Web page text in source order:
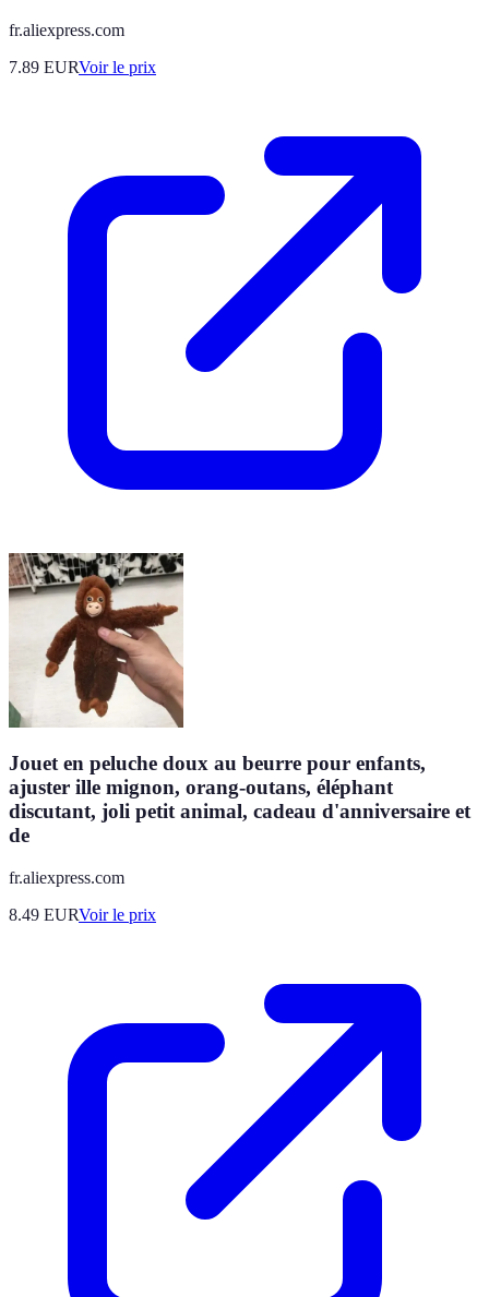
fr.aliexpress.com
7.89 EURVoir le prix
Jouet en peluche doux au beurre pour enfants,
ajuster ille mignon, orang-outans, éléphant
discutant, joli petit animal, cadeau d'anniversaire et
de
fr.aliexpress.com
8.49 EURVoir le prix